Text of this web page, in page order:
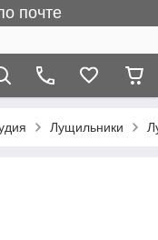
почте
Лущильники